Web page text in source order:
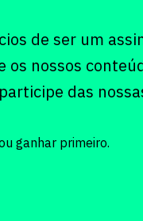
de ser um
nossos
das
ganhar primeiro.